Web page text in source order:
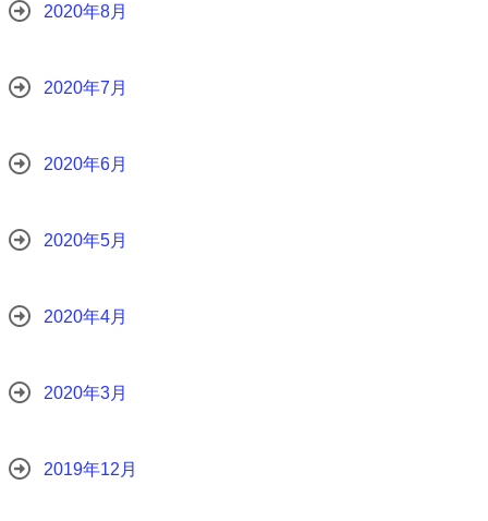
2020年8月
2020年7月
2020年6月
2020年5月
2020年4月
2020年3月
2019年12月